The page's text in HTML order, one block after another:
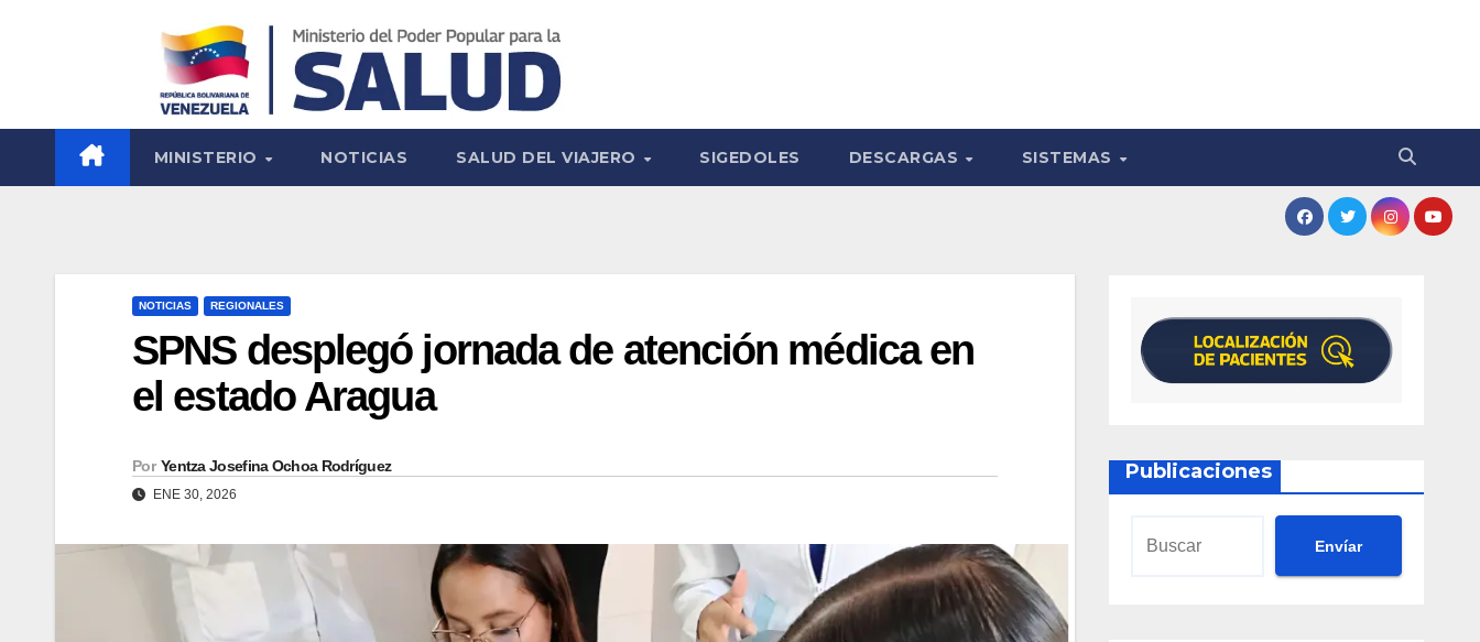
MINISTERIO NOTICIAS SALUD DEL VIAJERO SIGEDOLES DESCARGAS SISTEMAS
NOTICIAS REGIONALES
SPNS desplegó jornada de atención médica en
el estado Aragua
Por Yentza Josefina Ochoa Rodríguez
ENE 30, 2026
Publicaciones
Envíar